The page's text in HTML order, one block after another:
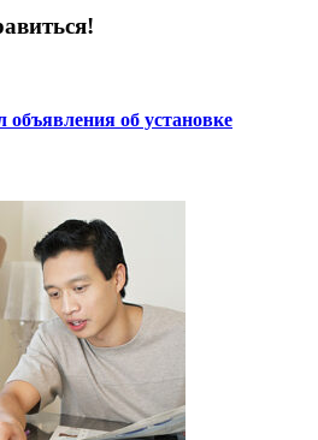
объявления об установке